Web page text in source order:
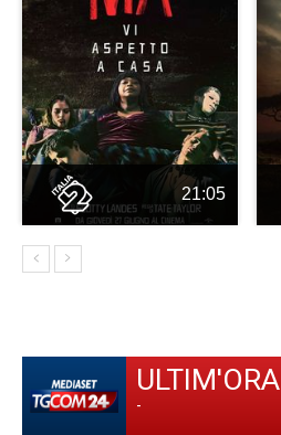
21:05
ULTIM'ORA
-